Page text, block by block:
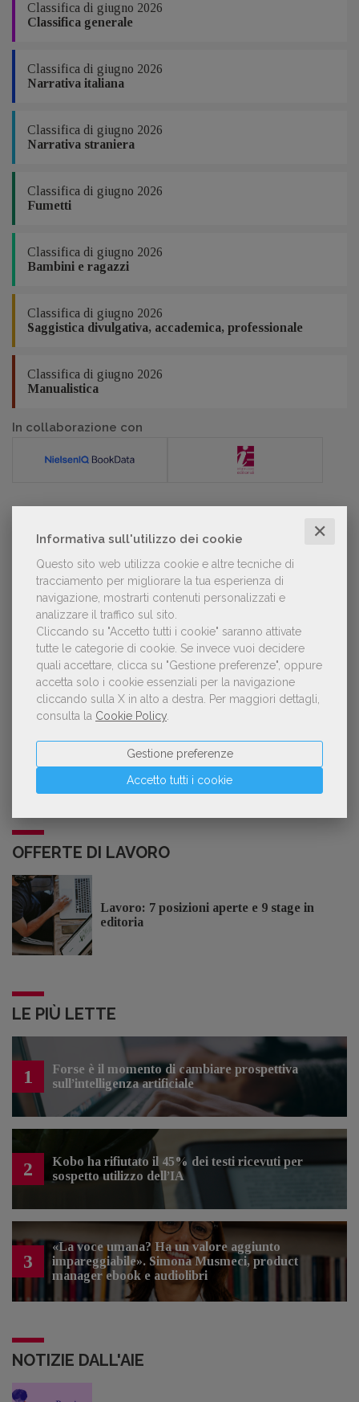
Informativa sull'utilizzo dei cookie ✕
Questo sito web utilizza cookie e altre tecniche di
tracciamento per migliorare la tua esperienza di
navigazione, mostrarti contenuti personalizzati e
analizzare il traffico sul sito.
Cliccando su "Accetto tutti i cookie" saranno attivate
tutte le categorie di cookie. Se invece vuoi decidere
quali accettare, clicca su "Gestione preferenze", oppure
accetta solo i cookie essenziali per la navigazione
cliccando sulla X in alto a destra. Per maggiori dettagli,
consulta la Cookie Policy
Accetto tutti i cookie
Gestione preferenze
Classifica di giugno 2026
Classifica generale
Classifica di giugno 2026
Narrativa italiana
Classifica di giugno 2026
Narrativa straniera
Classifica di giugno 2026
Fumetti
Classifica di giugno 2026
Bambini e ragazzi
Classifica di giugno 2026
Saggistica divulgativa, accademica, professionale
Classifica di giugno 2026
Manualistica
In collaborazione con
POLTRONE
Laura Ballestra confermata presidente
dell’Associazione Italiana Biblioteche
GDL TV
AIE): «Lavoriamo per tutelare chi, anche
su piccola scala, opera con un vero
approccio d'impresa»
OFFERTE DI LAVORO
Lavoro: 7 posizioni aperte e 9 stage in
editoria
LE PIÙ LETTE
1
Forse è il momento di cambiare prospettiva
sull’intelligenza artificiale
2
Kobo ha rifiutato il 45% dei testi ricevuti per
sospetto utilizzo dell’IA
3
«La voce umana? Ha un valore aggiunto
impareggiabile». Simona Musmeci, product
manager ebook e audiolibri
NOTIZIE DALL'AIE